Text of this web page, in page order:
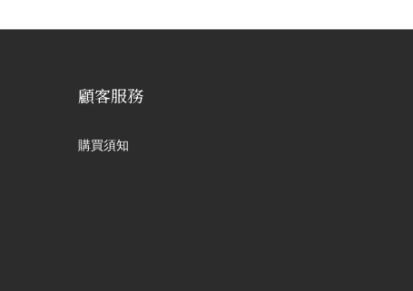
顧客服務
購買須知